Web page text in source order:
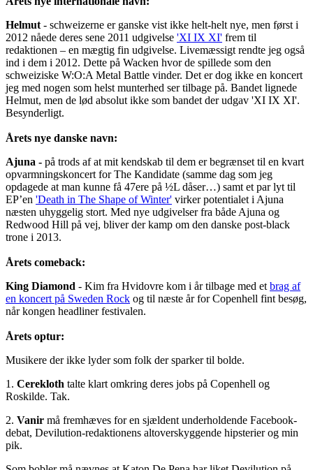
Helmut - schweizerne er ganske vist ikke helt-helt nye, men først i
2012 nåede deres sene 2011 udgivelse 'XI IX XI' frem til
redaktionen – en mægtig fin udgivelse. Livemæssigt rendte jeg også
ind i dem i 2012. Dette på Wacken hvor de spillede som den
schweiziske W:O:A Metal Battle vinder. Det er dog ikke en koncert
jeg med nogen som helst munterhed ser tilbage på. Bandet lignede
Helmut, men de lød absolut ikke som bandet der udgav 'XI IX XI'.
Besynderligt.
Årets nye danske navn:
Ajuna - på trods af at mit kendskab til dem er begrænset til en kvart
opvarmningskoncert for The Kandidate (samme dag som jeg
opdagede at man kunne få 47ere på ½L dåser…) samt et par lyt til
EP’en 'Death in The Shape of Winter' virker potentialet i Ajuna
næsten uhyggelig stort. Med nye udgivelser fra både Ajuna og
Redwood Hill på vej, bliver der kamp om den danske post-black
trone i 2013.
Årets comeback:
King Diamond - Kim fra Hvidovre kom i år tilbage med et brag af
en koncert på Sweden Rock og til næste år for Copenhell fint besøg,
når kongen headliner festivalen.
Årets optur:
Musikere der ikke lyder som folk der sparker til bolde.
1. Cerekloth talte klart omkring deres jobs på Copenhell og
Roskilde. Tak.
2. Vanir må fremhæves for en sjældent underholdende Facebook-
debat, Devilution-redaktionens altoverskyggende hipsterier og min
pik.